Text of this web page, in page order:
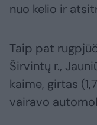
nuo kelio ir
Taip pat
Širvintų r.,
kaime, girtas
vairavo